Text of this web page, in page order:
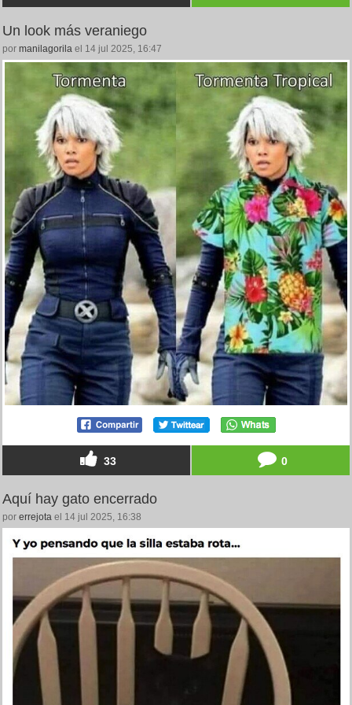
Un look más veraniego
por manilagorila el 14 jul 2025, 16:47
33 0
Aquí hay gato encerrado
por errejota el 14 jul 2025, 16:38